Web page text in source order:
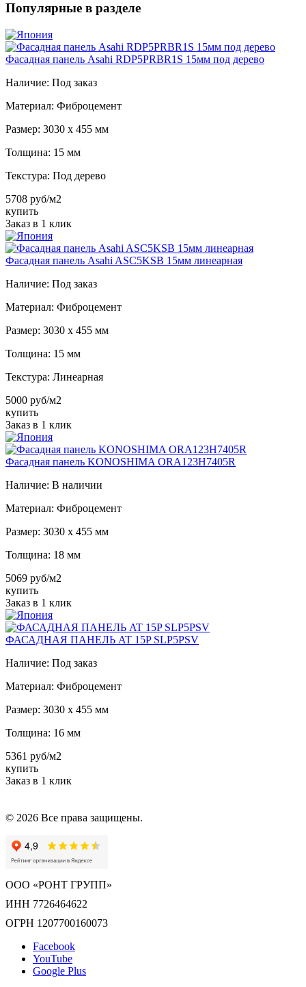
Популярные в разделе
Фасадная панель Asahi RDP5PRBR1S 15мм под дерево
Наличие: Под заказ
Материал: Фиброцемент
Размер: 3030 х 455 мм
Толщина: 15 мм
Текстура: Под дерево
5708 руб/м2
купить
Заказ в 1 клик
Фасадная панель Asahi ASC5KSB 15мм линеарная
Наличие: Под заказ
Материал: Фиброцемент
Размер: 3030 х 455 мм
Толщина: 15 мм
Текстура: Линеарная
5000 руб/м2
купить
Заказ в 1 клик
Фасадная панель KONOSHIMA ORA123H7405R
Наличие: В наличии
Материал: Фиброцемент
Размер: 3030 х 455 мм
Толщина: 18 мм
5069 руб/м2
купить
Заказ в 1 клик
ФАСАДНАЯ ПАНЕЛЬ AT 15P SLP5PSV
Наличие: Под заказ
Материал: Фиброцемент
Размер: 3030 х 455 мм
Толщина: 16 мм
5361 руб/м2
купить
Заказ в 1 клик
© 2026 Все права защищены.
ООО «РОНТ ГРУПП»
ИНН 7726464622
ОГРН 1207700160073
Facebook
YouTube
Google Plus